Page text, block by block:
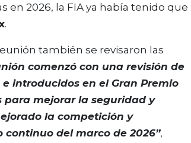
en 2026, la FIA ya había tenido que
.
también se revisaron las
comenzó con una revisión de
introducidos en el Gran Premio
para mejorar la seguridad y
la competición y
del marco de 2026”,